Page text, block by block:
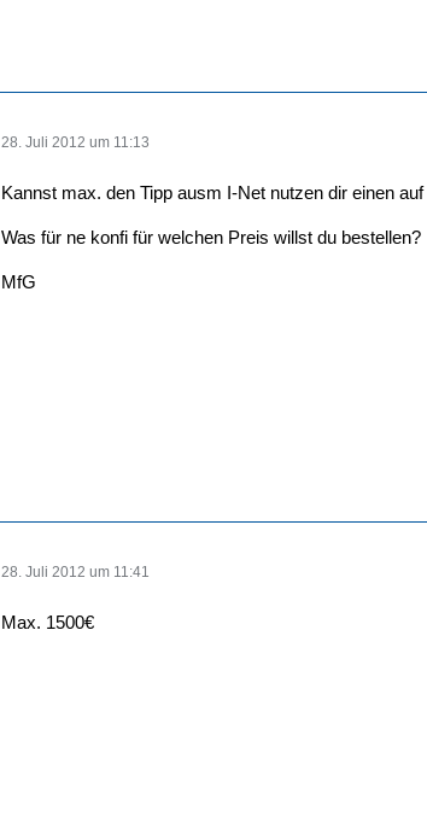
28. Juli 2012 um 11:13
Kannst max. den Tipp ausm I-Net nutzen dir einen
Was für ne konfi für welchen Preis willst du bestellen?
MfG
28. Juli 2012 um 11:41
Max. 1500€